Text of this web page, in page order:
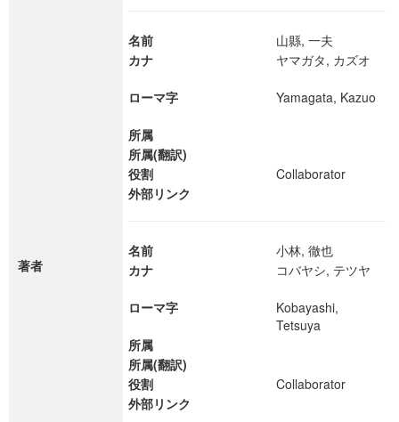
著者
名前
山縣, 一夫
カナ
ヤマガタ, カズオ
ローマ字 Yamagata, Kazuo
所属
所属(翻訳)
役割
Collaborator
外部リンク
名前
小林, 徹也
カナ
コバヤシ, テツヤ
ローマ字
Kobayashi,
Tetsuya
所属
所属(翻訳)
役割
Collaborator
外部リンク